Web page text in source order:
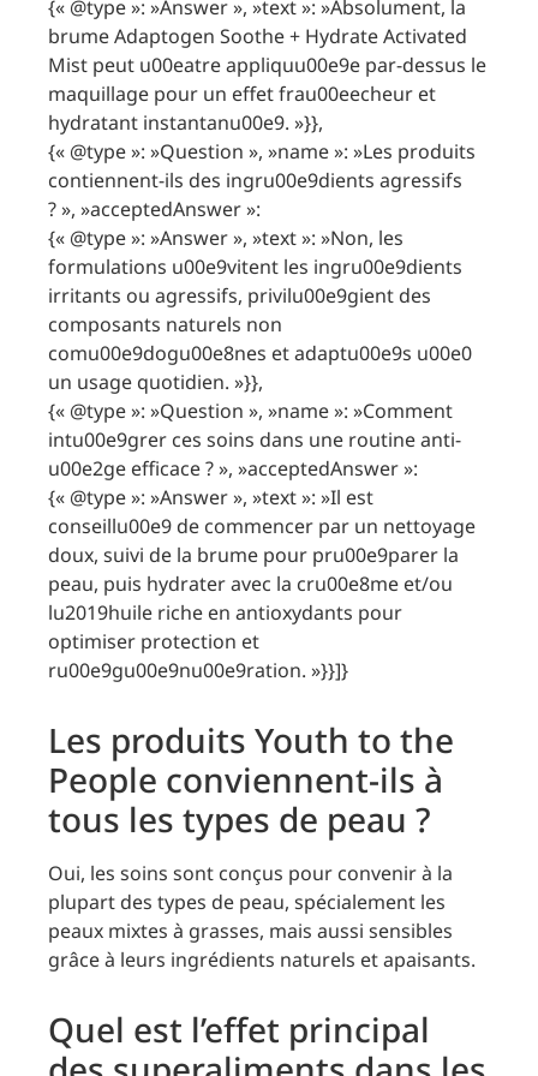
{« @type »: »Answer », »text »: »Absolument, la
brume Adaptogen Soothe + Hydrate Activated
Mist peut u00eatre appliquu00e9e par-dessus le
maquillage pour un effet frau00eecheur et
hydratant instantanu00e9. »}},
{« @type »: »Question », »name »: »Les produits
contiennent-ils des ingru00e9dients agressifs
? », »acceptedAnswer »:
{« @type »: »Answer », »text »: »Non, les
formulations u00e9vitent les ingru00e9dients
irritants ou agressifs, privilu00e9gient des
composants naturels non
comu00e9dogu00e8nes et adaptu00e9s u00e0
un usage quotidien. »}},
{« @type »: »Question », »name »: »Comment
intu00e9grer ces soins dans une routine anti-
u00e2ge efficace ? », »acceptedAnswer »:
{« @type »: »Answer », »text »: »Il est
conseillu00e9 de commencer par un nettoyage
doux, suivi de la brume pour pru00e9parer la
peau, puis hydrater avec la cru00e8me et/ou
lu2019huile riche en antioxydants pour
optimiser protection et
ru00e9gu00e9nu00e9ration. »}}]}
Les produits Youth to the
People conviennent-ils à
tous les types de peau ?
Oui, les soins sont conçus pour convenir à la
plupart des types de peau, spécialement les
peaux mixtes à grasses, mais aussi sensibles
grâce à leurs ingrédients naturels et apaisants.
Quel est l’effet principal